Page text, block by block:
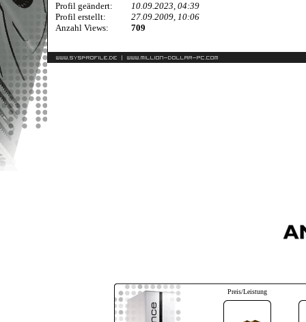
Profil geändert:
10.09.2023, 04:39
Profil erstellt:
27.09.2009, 10:06
Anzahl Views:
709
Preis/Leistung